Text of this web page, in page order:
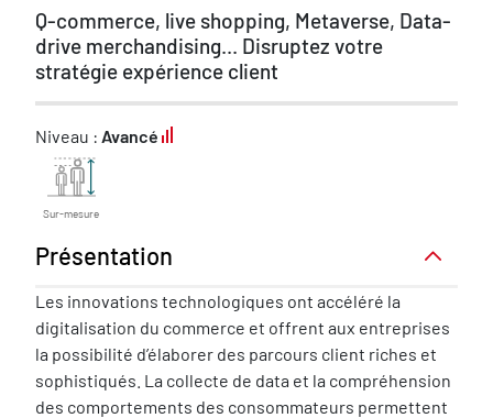
Q-commerce, live shopping, Metaverse, Data-
drive merchandising... Disruptez votre
stratégie expérience client
Niveau : Avancé
Sur-mesure
Présentation
Présentation
Les innovations technologiques ont accéléré la
digitalisation du commerce et offrent aux entreprises
la possibilité d’élaborer des parcours client riches et
sophistiqués. La collecte de data et la compréhension
des comportements des consommateurs permettent